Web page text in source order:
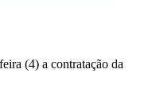
(4) a contratação da